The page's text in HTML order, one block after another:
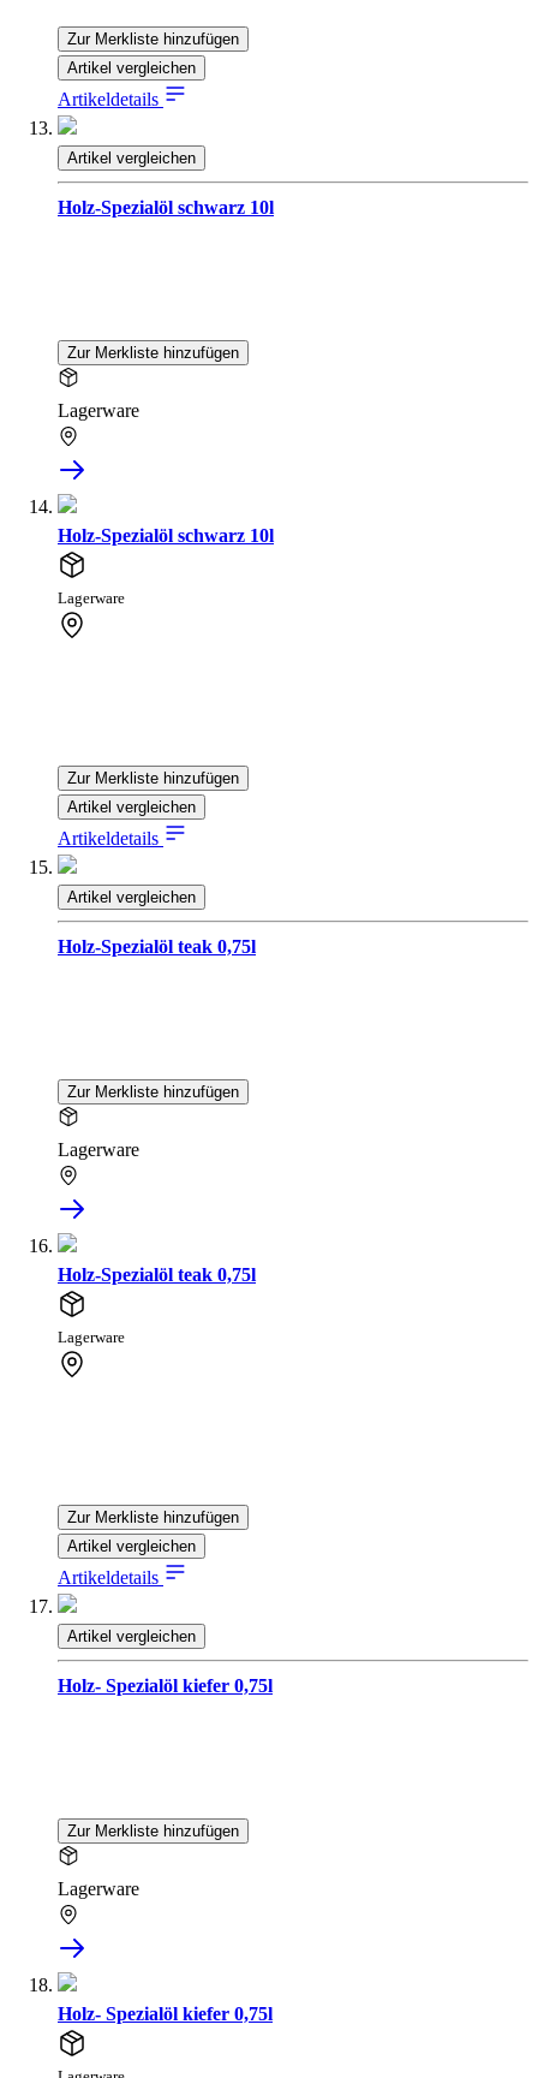
Zur Merkliste hinzufügen
Artikel vergleichen
Artikeldetails
Artikel vergleichen
Holz-Spezialöl schwarz 10l
Zur Merkliste hinzufügen
Lagerware
Holz-Spezialöl schwarz 10l
Lagerware
Zur Merkliste hinzufügen
Artikel vergleichen
Artikeldetails
Artikel vergleichen
Holz-Spezialöl teak 0,75l
Zur Merkliste hinzufügen
Lagerware
Holz-Spezialöl teak 0,75l
Lagerware
Zur Merkliste hinzufügen
Artikel vergleichen
Artikeldetails
Artikel vergleichen
Holz- Spezialöl kiefer 0,75l
Zur Merkliste hinzufügen
Lagerware
Holz- Spezialöl kiefer 0,75l